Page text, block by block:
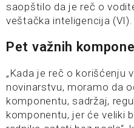
saopštilo da je reč o
veštačka inteligencija (VI).
Pet važnih
„Kada je reč o korišćenju
novinarstvu, moramo da
komponentu, sadržaj,
komponentu, jer će veliki